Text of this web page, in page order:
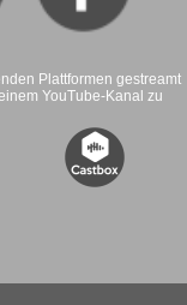
Plattformen gestreamt
YouTube-Kanal zu